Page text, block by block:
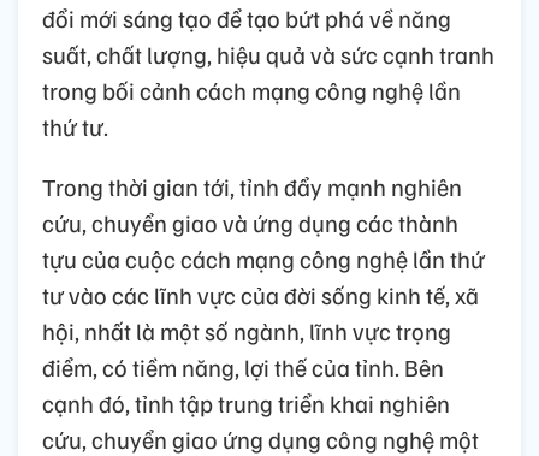
đổi mới sáng tạo để tạo bứt phá về năng
suất, chất lượng, hiệu quả và sức cạnh tranh
trong bối cảnh cách mạng công nghệ lần
thứ tư.
Trong thời gian tới, tỉnh đẩy mạnh nghiên
cứu, chuyển giao và ứng dụng các thành
tựu của cuộc cách mạng công nghệ lần thứ
tư vào các lĩnh vực của đời sống kinh tế, xã
hội, nhất là một số ngành, lĩnh vực trọng
điểm, có tiềm năng, lợi thế của tỉnh. Bên
cạnh đó, tỉnh tập trung triển khai nghiên
cứu, chuyển giao ứng dụng công nghệ một